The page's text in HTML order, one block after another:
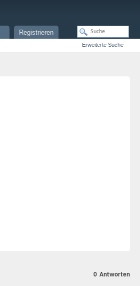
Registrieren
Erweiterte Suche
0 Antworten